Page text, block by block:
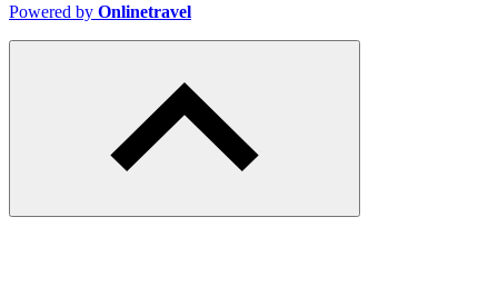
Powered by Onlinetravel